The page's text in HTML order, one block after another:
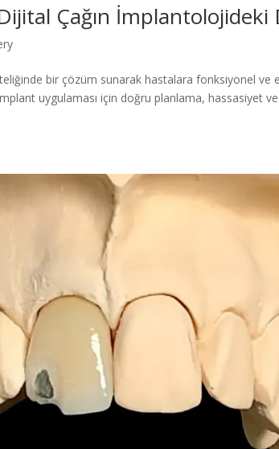
Çağın İmplantolojideki
bir çözüm sunarak hastalara fonksiyonel ve
uygulaması için doğru planlama, hassasiyet